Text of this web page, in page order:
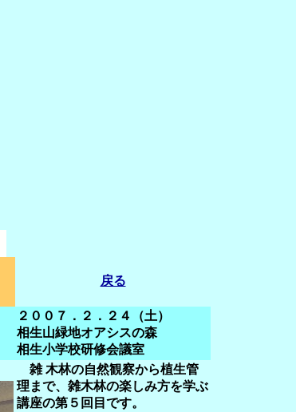
戻る
２００７．２．２４（土）
相生山緑地オアシスの森
相生小学校研修会議室
雑 木林の自然観察から植生管
理まで、雑木林の楽しみ方を学ぶ
講座の第５回目です。